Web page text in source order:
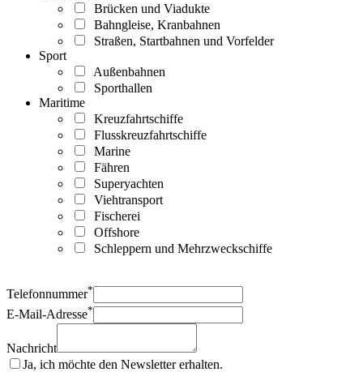
Brücken und Viadukte
Bahngleise, Kranbahnen
Straßen, Startbahnen und Vorfelder
Sport
Außenbahnen
Sporthallen
Maritime
Kreuzfahrtschiffe
Flusskreuzfahrtschiffe
Marine
Fähren
Superyachten
Viehtransport
Fischerei
Offshore
Schleppern und Mehrzweckschiffe
Telefonnummer*
E-Mail-Adresse*
Nachricht
Ja, ich möchte den Newsletter erhalten.